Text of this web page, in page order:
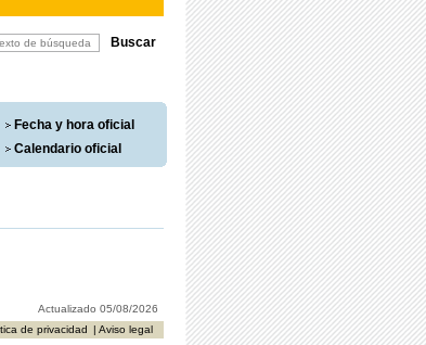
Fecha y hora oficial
Calendario oficial
Actualizado 05/08/2026
| Aviso legal
de privacidad